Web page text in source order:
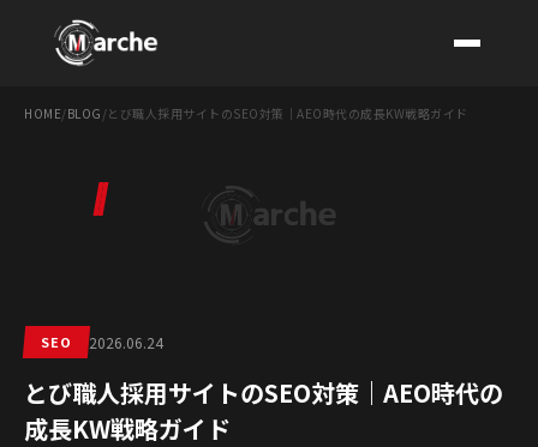
HOME/BLOG /とび職人採用サイトのSEO対策｜AEO時代の成長KW戦略ガイド
SEO 2026.06.24
とび職人採用サイトのSEO対策｜AEO時代の
成長KW戦略ガイド